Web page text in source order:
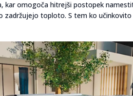
kar omogoča hitrejši postopek
zadržujejo toploto. S tem ko